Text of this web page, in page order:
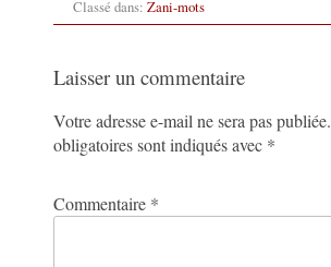
Classé dans: Zani-mots
Laisser un commentaire
Votre adresse e-mail ne sera pas publiée.
obligatoires sont indiqués avec *
Commentaire *